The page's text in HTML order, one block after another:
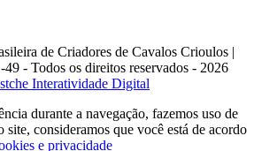
de Criadores de Cavalos Crioulos |
49 - Todos os direitos reservados - 2026
durante a navegação, fazemos uso de
consideramos que você está de acordo
e privacidade